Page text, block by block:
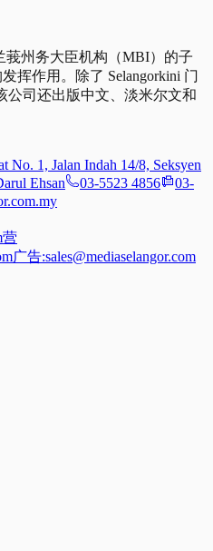
莪州务大臣机构（MBI）的子
挥作用。除了 Selangorkini 门
公司还出版中文、淡米尔文和
No. 1, Jalan Indah 14/8, Seksyen
Ehsan
03-5523 4856
03-
营
广告:sales@mediaselangor.com